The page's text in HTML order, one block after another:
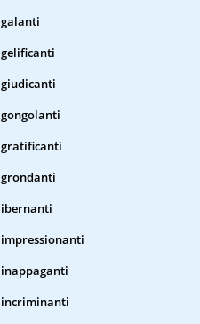
galanti
gelificanti
giudicanti
gongolanti
gratificanti
grondanti
ibernanti
impressionanti
inappaganti
incriminanti